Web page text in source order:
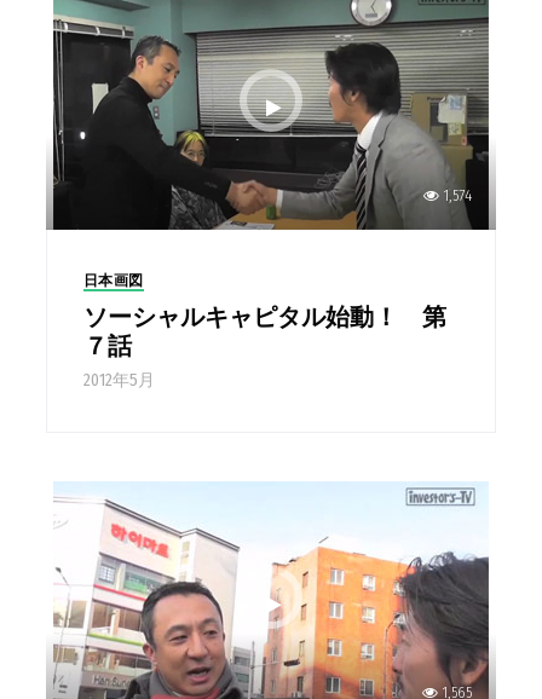
1,574
日本画図
ソーシャルキャピタル始動！ 第
７話
2012年5月
1,565